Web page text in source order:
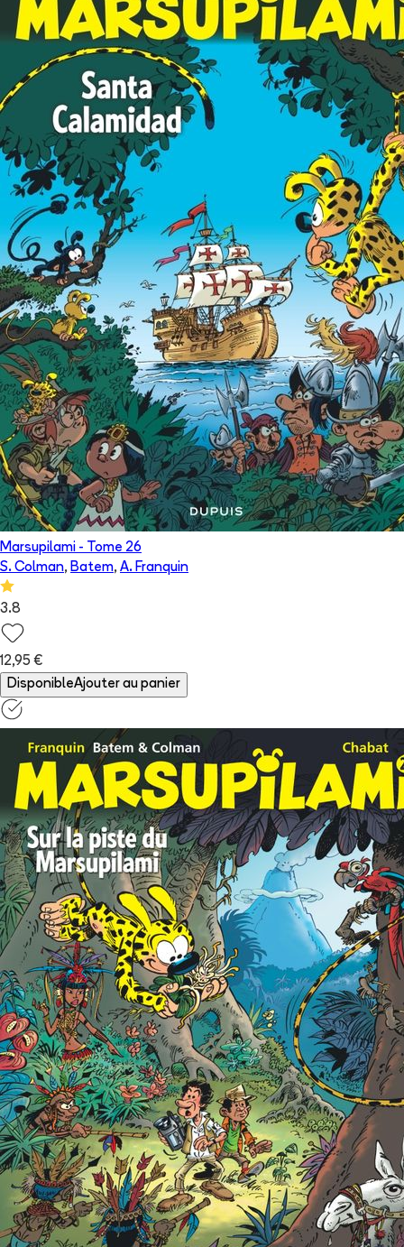
Marsupilami - Tome 26
S. Colman, Batem, A. Franquin
3.8
12,95 €
DisponibleAjouter au panier